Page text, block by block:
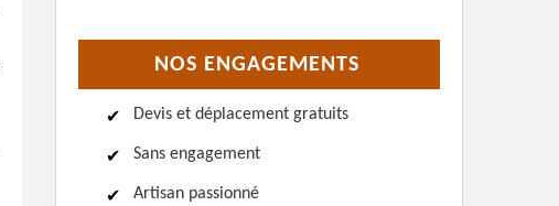
NOS ENGAGEMENTS
Devis et déplacement gratuits
Sans engagement
Artisan passionné